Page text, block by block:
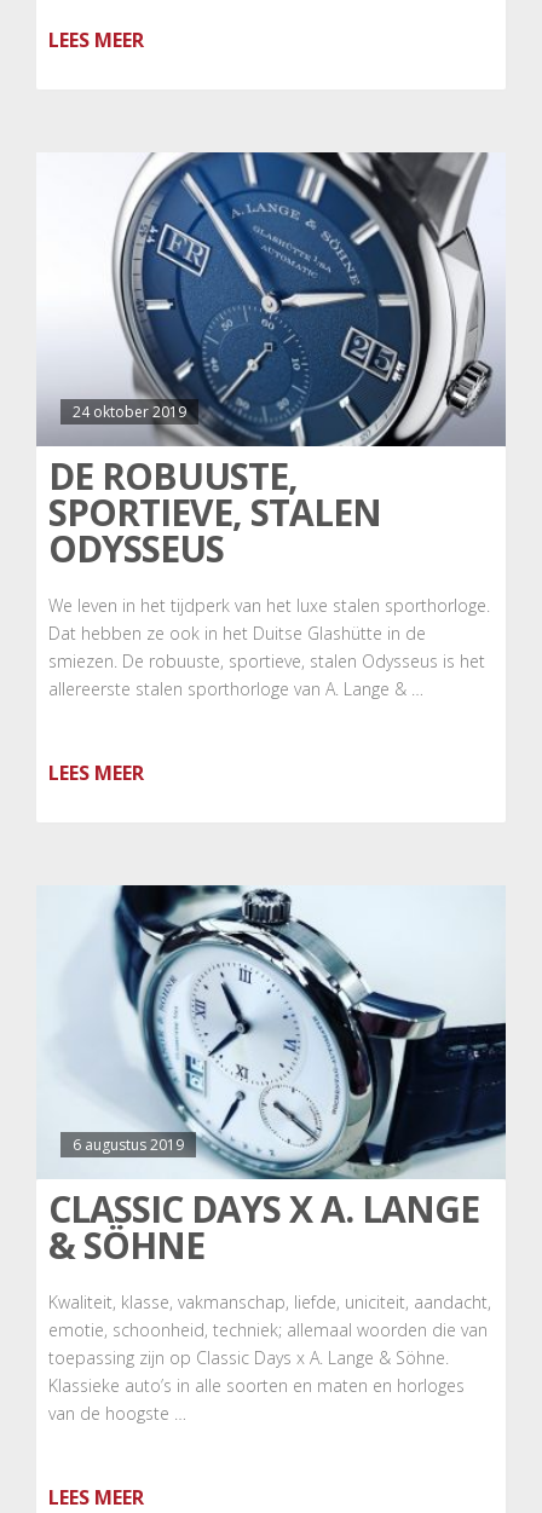
LEES MEER
24 oktober 2019
DE ROBUUSTE,
SPORTIEVE, STALEN
ODYSSEUS
We leven in het tijdperk van het luxe stalen sporthorloge.
Dat hebben ze ook in het Duitse Glashütte in de
smiezen. De robuuste, sportieve, stalen Odysseus is het
allereerste stalen sporthorloge van A. Lange & …
LEES MEER
6 augustus 2019
CLASSIC DAYS X A. LANGE
& SÖHNE
Kwaliteit, klasse, vakmanschap, liefde, uniciteit, aandacht,
emotie, schoonheid, techniek; allemaal woorden die van
toepassing zijn op Classic Days x A. Lange & Söhne.
Klassieke auto’s in alle soorten en maten en horloges
van de hoogste …
LEES MEER